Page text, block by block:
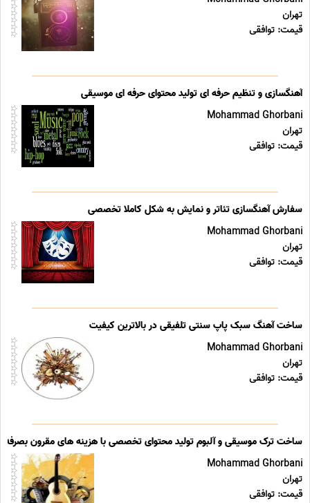
تهران
قیمت: توافقی
آهنگسازی و تنظیم حرفه ای تولید محتوای حرفه ای موسیقی
Mohammad Ghorbani
تهران
قیمت: توافقی
سفارش آهنگسازی تئاتر و نمایش به شکل کاملا تخصصی
Mohammad Ghorbani
تهران
قیمت: توافقی
ساخت آهنگ سبک پاپ سنتی تلفیقی در بالاترین کیفیت
Mohammad Ghorbani
تهران
قیمت: توافقی
ساخت ترک موسیقی و آلبوم تولید محتوای تخصصی با هزینه های مقرون بصرفه
Mohammad Ghorbani
تهران
قیمت: توافقی